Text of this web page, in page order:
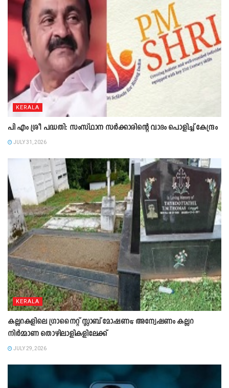
KERALA
പി എം ശ്രീ പദ്ധതി: സംസ്ഥാന സർക്കാരിന്റെ വാദം പൊളിച്ച് കേന്ദ്രം
JULY 31, 2026
KERALA
കല്ലറകളിലെ ഗ്രാനൈറ്റ് സ്ലാബ് മോഷണം; അന്വേഷണം കല്ലറ
നിർമ്മാണ തൊഴിലാളികളിലേക്ക്
JULY 29, 2026